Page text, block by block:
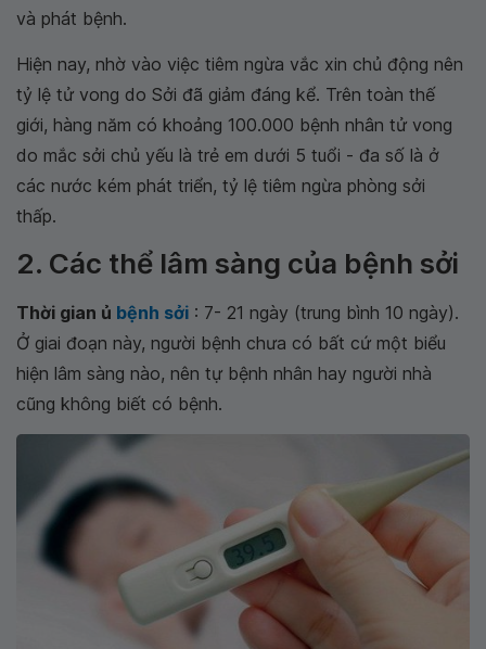
và phát bệnh.
Hiện nay, nhờ vào việc tiêm ngừa vắc xin chủ động nên
tỷ lệ tử vong do Sởi đã giảm đáng kể. Trên toàn thế
giới, hàng năm có khoảng 100.000 bệnh nhân tử vong
do mắc sởi chủ yếu là trẻ em dưới 5 tuổi - đa số là ở
các nước kém phát triển, tỷ lệ tiêm ngừa phòng sởi
thấp.
2. Các thể lâm sàng của bệnh sởi
Thời gian ủ bệnh sởi : 7- 21 ngày (trung bình 10 ngày).
Ở giai đoạn này, người bệnh chưa có bất cứ một biểu
hiện lâm sàng nào, nên tự bệnh nhân hay người nhà
cũng không biết có bệnh.